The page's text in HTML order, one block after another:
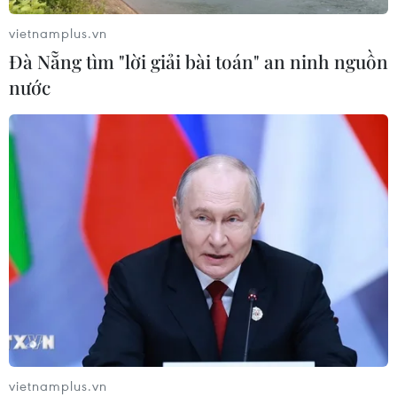
05/08/2026 03:26
CƠ QUAN CHỦ QUẢN: THÔNG TẤN XÃ VIỆT NAM
Tổng Biên tập: TRẦN TIẾN DUẨN
Phó Tổng Biên tập: NGUYỄN THỊ TÁM, KHÚC THANH
Sở hữu trí tuệ
vietnamplus.vn
Đà Nẵng tìm "lời giải bài toán" an ninh nguồn
nước
vietnamplus.vn